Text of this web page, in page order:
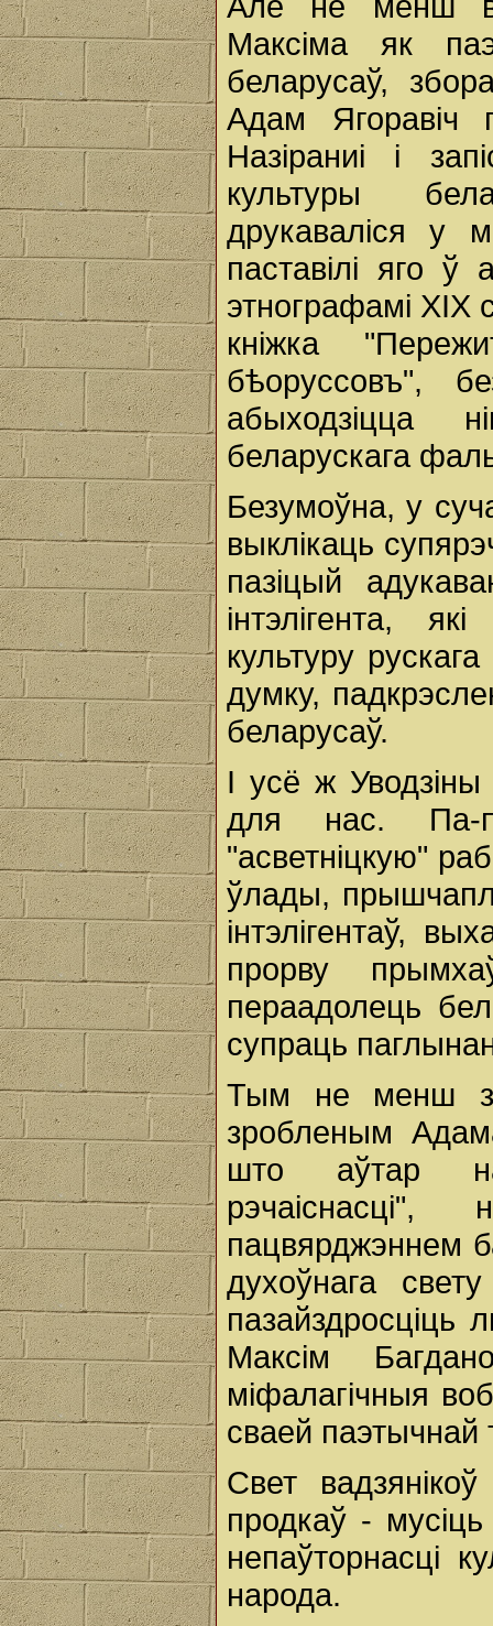
Максіма як
беларусаў,
Адам Ягоравіч
Назiраниi i
культуры
друкаваліся у
паставілі яго ў
этнографамі XIX
кніжка
бѣоруссовъ",
абыходзіцца
беларускага
Безумоўна, у
выклікаць
пазіцый
інтэлігента,
культуру
думку,
беларусаў.
I усё ж Уводзіны
для нас. Па-
"асветніцкую"
ўлады,
інтэлігентаў,
прорву
пераадолець
супраць
Тым не менш
зробленым
што аўтар
пацвярджэннем
духоўнага
Максім
міфалагічныя
сваей паэтычнай
Свет
продкаў -
непаўторнасці
народа.